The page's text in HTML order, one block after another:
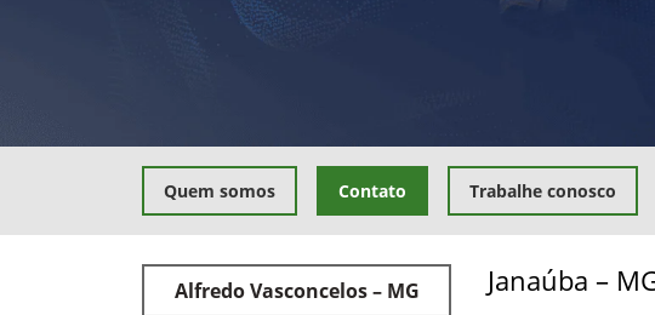
Quem somos Contato Trabalhe conosco
Alfredo Vasconcelos – MG Janaúba –